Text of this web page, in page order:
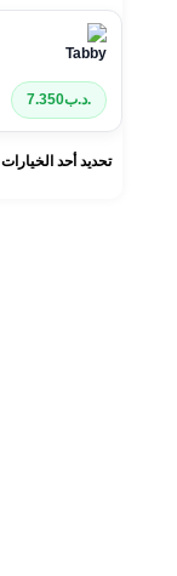
.د.ب7.350
تحديد أحد الخيارات